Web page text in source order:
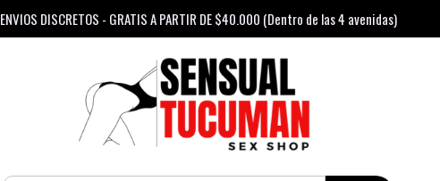
ENVIOS DISCRETOS - GRATIS A PARTIR DE $40.000 (Dentro de las 4 avenidas)